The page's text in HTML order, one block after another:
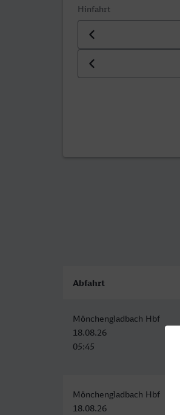
Hinfahrt
Datum der Hinfahrt
Uhrzeit der Hinfahrt
Abfahrt
Mönchengladbach Hbf
18.08.26
05:45
Mönchengladbach Hbf
18.08.26